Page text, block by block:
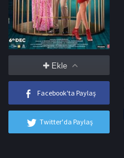
Ekle
Facebook'ta Paylaş
Twitter'da Paylaş